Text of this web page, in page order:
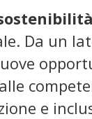
Da un
e